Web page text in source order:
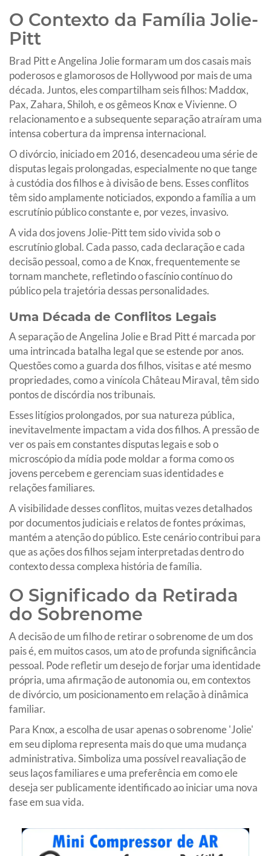
O Contexto da Família Jolie-
Pitt
Brad Pitt e Angelina Jolie formaram um dos casais mais
poderosos e glamorosos de Hollywood por mais de uma
década. Juntos, eles compartilham seis filhos: Maddox,
Pax, Zahara, Shiloh, e os gêmeos Knox e Vivienne. O
relacionamento e a subsequente separação atraíram uma
intensa cobertura da imprensa internacional.
O divórcio, iniciado em 2016, desencadeou uma série de
disputas legais prolongadas, especialmente no que tange
à custódia dos filhos e à divisão de bens. Esses conflitos
têm sido amplamente noticiados, expondo a família a um
escrutínio público constante e, por vezes, invasivo.
A vida dos jovens Jolie-Pitt tem sido vivida sob o
escrutínio global. Cada passo, cada declaração e cada
decisão pessoal, como a de Knox, frequentemente se
tornam manchete, refletindo o fascínio contínuo do
público pela trajetória dessas personalidades.
Uma Década de Conflitos Legais
A separação de Angelina Jolie e Brad Pitt é marcada por
uma intrincada batalha legal que se estende por anos.
Questões como a guarda dos filhos, visitas e até mesmo
propriedades, como a vinícola Château Miraval, têm sido
pontos de discórdia nos tribunais.
Esses litígios prolongados, por sua natureza pública,
inevitavelmente impactam a vida dos filhos. A pressão de
ver os pais em constantes disputas legais e sob o
microscópio da mídia pode moldar a forma como os
jovens percebem e gerenciam suas identidades e
relações familiares.
A visibilidade desses conflitos, muitas vezes detalhados
por documentos judiciais e relatos de fontes próximas,
mantém a atenção do público. Este cenário contribui para
que as ações dos filhos sejam interpretadas dentro do
contexto dessa complexa história de família.
O Significado da Retirada
do Sobrenome
A decisão de um filho de retirar o sobrenome de um dos
pais é, em muitos casos, um ato de profunda significância
pessoal. Pode refletir um desejo de forjar uma identidade
própria, uma afirmação de autonomia ou, em contextos
de divórcio, um posicionamento em relação à dinâmica
familiar.
Para Knox, a escolha de usar apenas o sobrenome 'Jolie'
em seu diploma representa mais do que uma mudança
administrativa. Simboliza uma possível reavaliação de
seus laços familiares e uma preferência em como ele
deseja ser publicamente identificado ao iniciar uma nova
fase em sua vida.